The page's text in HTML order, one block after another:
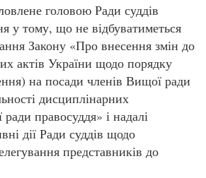
головою Ради суддів
у тому, що не відбуватиметься
Закону «Про внесення змін до
актів України щодо порядку
на посади членів Вищої ради
дисциплінарних
правосуддя» і надалі
дії Ради суддів щодо
представників до